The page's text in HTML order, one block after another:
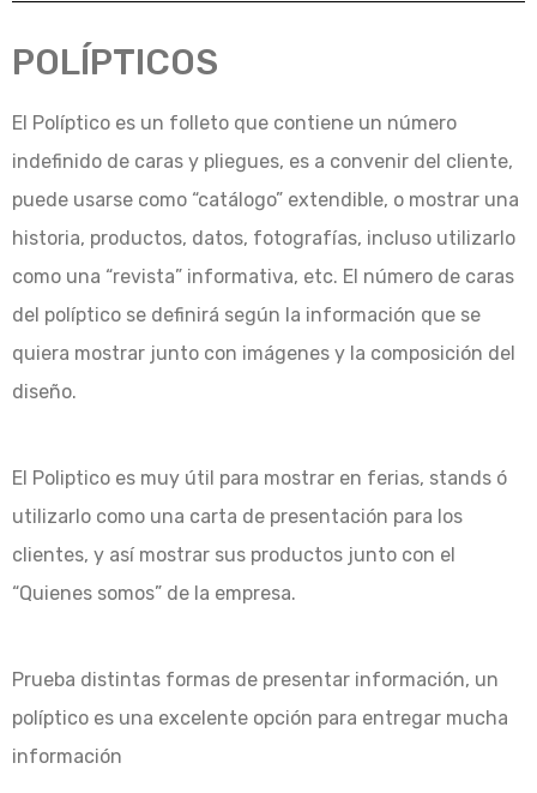
POLÍPTICOS
El Políptico es un folleto que contiene un número
indefinido de caras y pliegues, es a convenir del cliente,
puede usarse como “catálogo” extendible, o mostrar una
historia, productos, datos, fotografías, incluso utilizarlo
como una “revista” informativa, etc. El número de caras
del políptico se definirá según la información que se
quiera mostrar junto con imágenes y la composición del
diseño.
El Poliptico es muy útil para mostrar en ferias, stands ó
utilizarlo como una carta de presentación para los
clientes, y así mostrar sus productos junto con el
“Quienes somos” de la empresa.
Prueba distintas formas de presentar información, un
políptico es una excelente opción para entregar mucha
información